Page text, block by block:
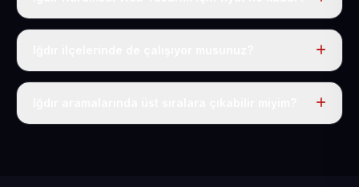
Iğdır dahil Türkiye’nin her yerinde geçerli yıllık tek
Elbette; Iğdır iline bağlı bütün ilçelere uzaktan ve